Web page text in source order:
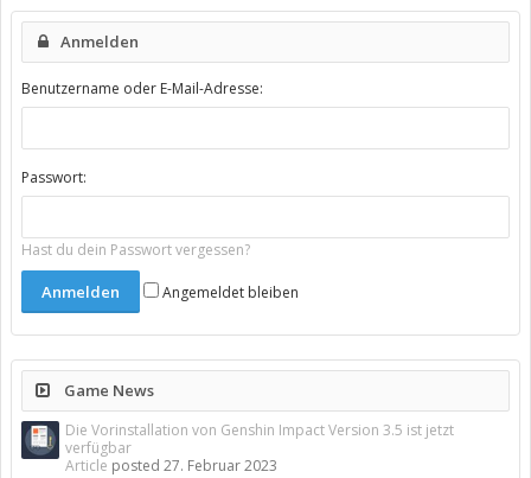
Anmelden
Benutzername oder E-Mail-Adresse:
Passwort:
Hast du dein Passwort vergessen?
Angemeldet bleiben
Game News
Die Vorinstallation von Genshin Impact Version 3.5 ist jetzt
verfügbar
Article posted 27. Februar 2023